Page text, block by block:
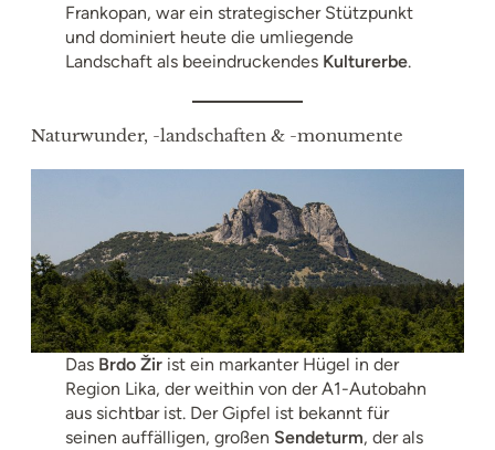
Frankopan, war ein strategischer Stützpunkt
und dominiert heute die umliegende
Landschaft als beeindruckendes Kulturerbe.
Naturwunder, -landschaften & -monumente
Das Brdo Žir ist ein markanter Hügel in der
Region Lika, der weithin von der A1-Autobahn
aus sichtbar ist. Der Gipfel ist bekannt für
seinen auffälligen, großen Sendeturm, der als